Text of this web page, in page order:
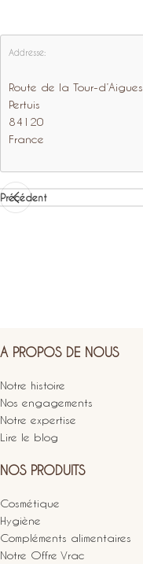
Addresse:
Route de la Tour-d’Aigues
Pertuis
84120
France
Précédent
A PROPOS DE NOUS
Notre histoire
Nos engagements
Notre expertise
Lire le blog
NOS PRODUITS
Cosmétique
Hygiène
Compléments alimentaires
Notre Offre Vrac